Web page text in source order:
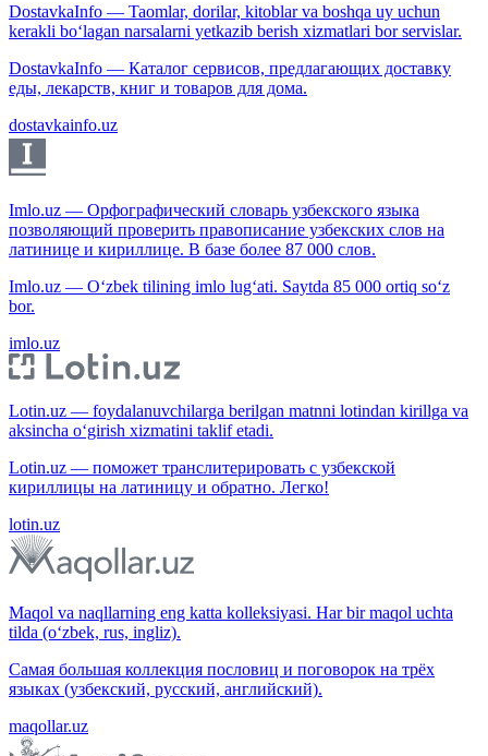
DostavkaInfo — Taomlar, dorilar, kitoblar va boshqa uy uchun
kerakli bo‘lagan narsalarni yetkazib berish xizmatlari bor servislar.
DostavkaInfo — Каталог сервисов, предлагающих доставку
еды, лекарств, книг и товаров для дома.
dostavkainfo.uz
Imlo.uz — Орфографический словарь узбекского языка
позволяющий проверить правописание узбекских слов на
латинице и кириллице. В базе более 87 000 слов.
Imlo.uz — O‘zbek tilining imlo lug‘ati. Saytda 85 000 ortiq so‘z
bor.
imlo.uz
Lotin.uz — foydalanuvchilarga berilgan matnni lotindan kirillga va
aksincha o‘girish xizmatini taklif etadi.
Lotin.uz — поможет транслитерировать с узбекской
кириллицы на латиницу и обратно. Легко!
lotin.uz
Maqol va naqllarning eng katta kolleksiyasi. Har bir maqol uchta
tilda (o‘zbek, rus, ingliz).
Самая большая коллекция пословиц и поговорок на трёх
языках (узбекский, русский, английский).
maqollar.uz